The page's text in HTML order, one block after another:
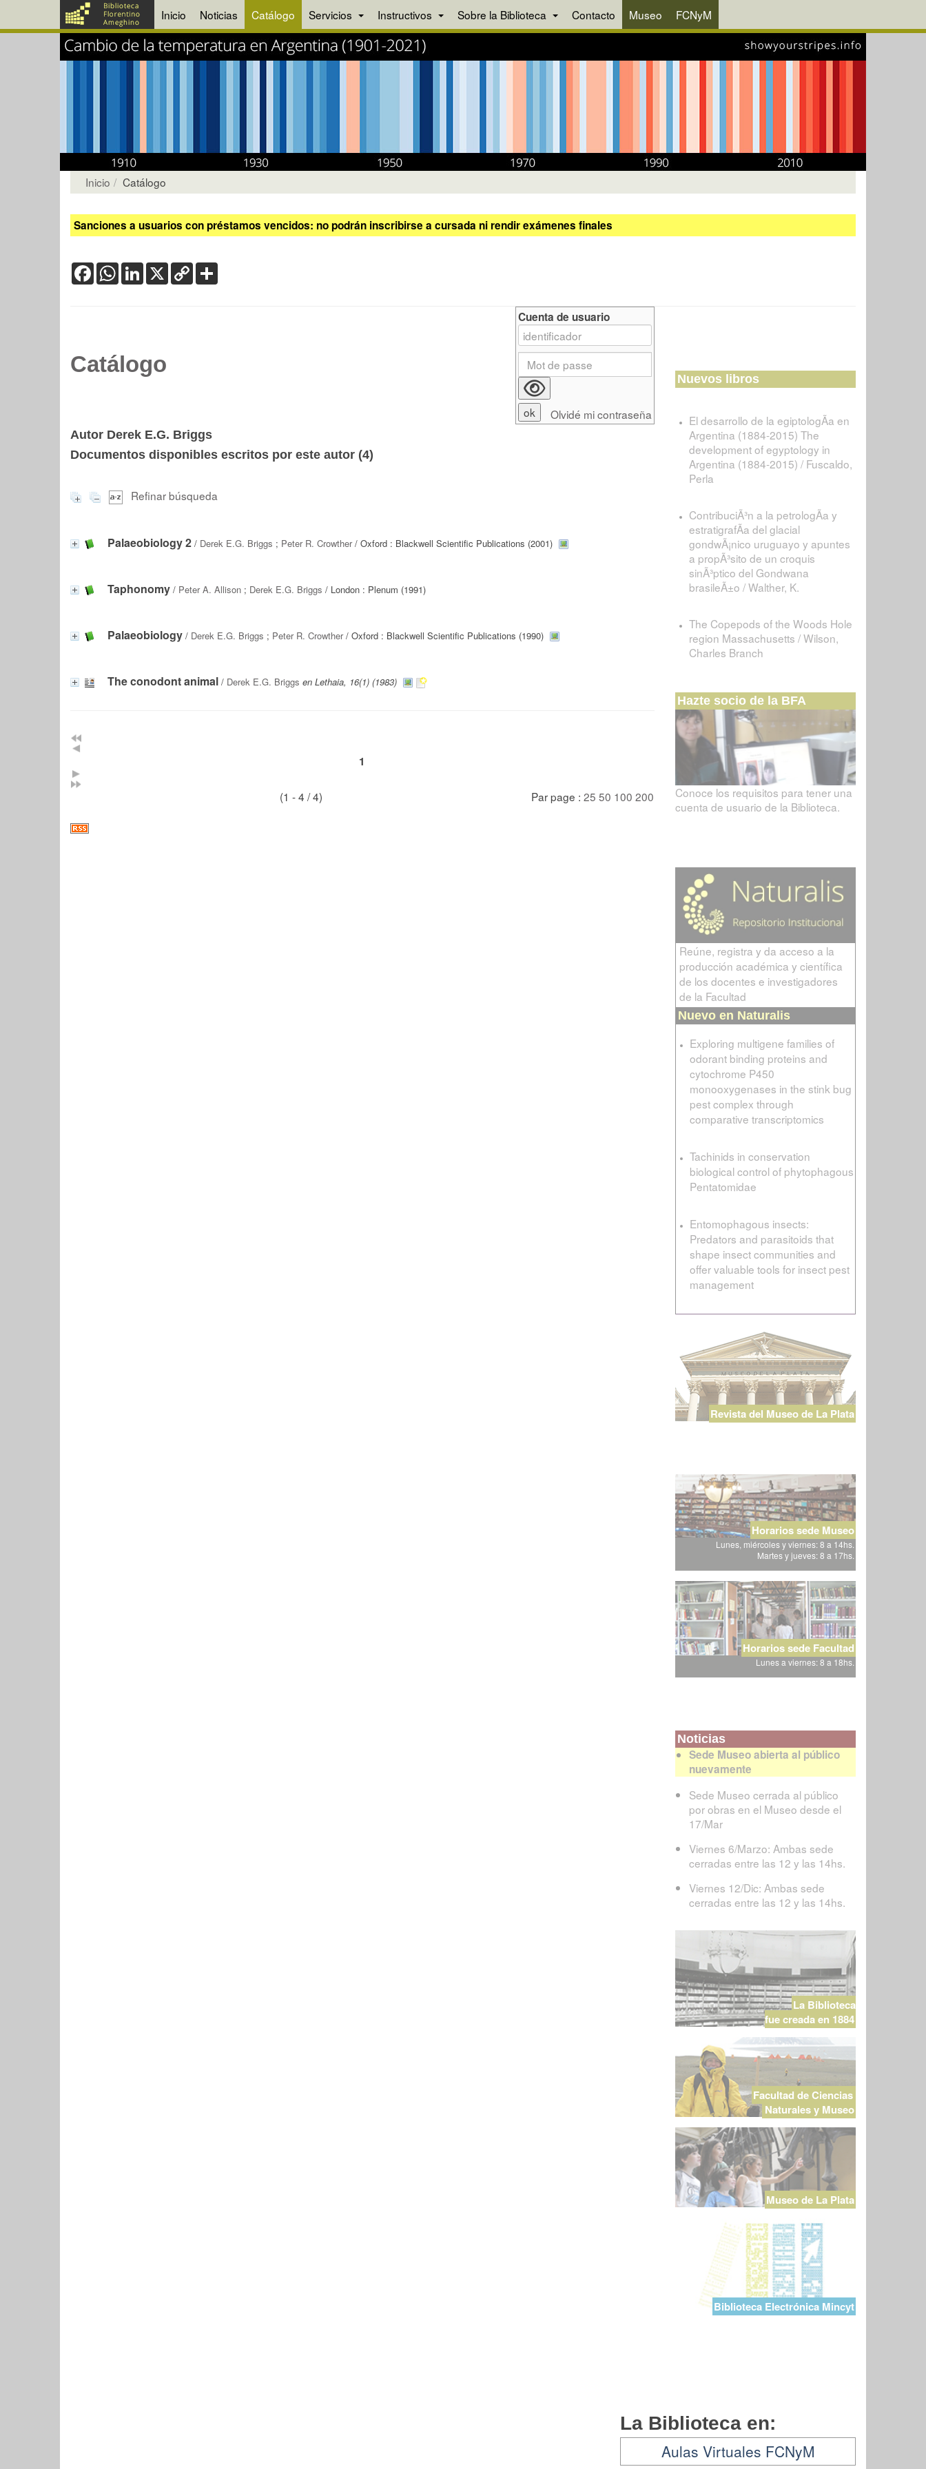
Inicio Noticias Catálogo Servicios Instructivos Sobre la Biblioteca Contacto Museo FCNyM
Inicio Catálogo
Sanciones a usuarios con préstamos vencidos: no podrán inscribirse a cursada ni rendir exámenes finales
FacebookWhatsApp
LinkedIn
X Copy
Link
Catálogo
Autor Derek E.G. Briggs
Documentos disponibles escritos por este autor (4)
Refinar búsqueda
Palaeobiology 2 / Derek E.G. Briggs ; Peter R. Crowther/ Oxford : Blackwell Scientific Publications (2001)
Taphonomy / Peter A. Allison ; Derek E.G. Briggs / London : Plenum (1991)
Palaeobiology / Derek E.G. Briggs ; Peter R. Crowther/ Oxford : Blackwell Scientific Publications (1990)
The conodont animal / Derek E.G. Briggs en Lethaia, 16(1) (1983)
1
(1 - 4 / 4) Par page : 25 50 100 200
Cuenta de usuario
Olvidé mi contraseña
Nuevos libros
El desarrollo de la egiptologÃ­a en
Argentina (1884-2015) The
development of egyptology in
Argentina (1884-2015) / Fuscaldo,
Perla
ContribuciÃ³n a la petrologÃ­a y
estratigrafÃ­a del glacial
gondwÃ¡nico uruguayo y apuntes
a propÃ³sito de un croquis
sinÃ³ptico del Gondwana
brasileÃ±o / Walther, K.
The Copepods of the Woods Hole
region Massachusetts / Wilson,
Charles Branch
Hazte socio de la BFA
Conoce los requisitos para tener una
cuenta de usuario de la Biblioteca.
Reúne, registra y da acceso a la
producción académica y científica
de los docentes e investigadores
de la Facultad
Nuevo en Naturalis
Exploring multigene families of
odorant binding proteins and
cytochrome P450
monooxygenases in the stink bug
pest complex through
comparative transcriptomics
Tachinids in conservation
biological control of phytophagous
Pentatomidae
Entomophagous insects:
Predators and parasitoids that
shape insect communities and
offer valuable tools for insect pest
management
Revista del Museo de La Plata
Horarios sede Museo
Lunes, miércoles y viernes: 8 a 14hs.
Martes y jueves: 8 a 17hs.
Horarios sede Facultad
Lunes a viernes: 8 a 18hs.
Noticias
Sede Museo abierta al público
nuevamente
Sede Museo cerrada al público
por obras en el Museo desde el
17/Mar
Viernes 6/Marzo: Ambas sede
cerradas entre las 12 y las 14hs.
Viernes 12/Dic: Ambas sede
cerradas entre las 12 y las 14hs.
La Biblioteca
fue creada en 1884
Facultad de Ciencias
Naturales y Museo
Museo de La Plata
Biblioteca Electrónica Mincyt
La Biblioteca en:
Aulas Virtuales FCNyM